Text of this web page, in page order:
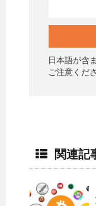
日本語が含
ご注意くだ
関連記